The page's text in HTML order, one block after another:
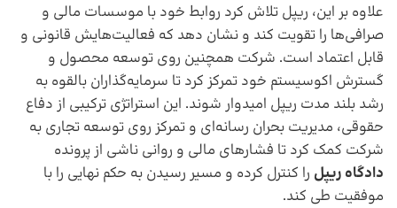
علاوه بر این، ریپل تلاش کرد روابط خود با موسسات مالی و
صرافی‌ها را تقویت کند و نشان دهد که فعالیت‌هایش قانونی و
قابل اعتماد است. شرکت همچنین روی توسعه محصول و
گسترش اکوسیستم خود تمرکز کرد تا سرمایه‌گذاران بالقوه به
رشد بلند مدت ریپل امیدوار شوند. این استراتژی ترکیبی از دفاع
حقوقی، مدیریت بحران رسانه‌ای و تمرکز روی توسعه تجاری به
شرکت کمک کرد تا فشارهای مالی و روانی ناشی از پرونده
دادگاه ریپل را کنترل کرده و مسیر رسیدن به حکم نهایی را با
موفقیت طی کند.